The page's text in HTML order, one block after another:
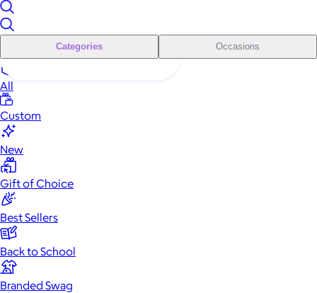
Categories Occasions
All
Custom
New
Gift of Choice
Best Sellers
Back to School
Branded Swag